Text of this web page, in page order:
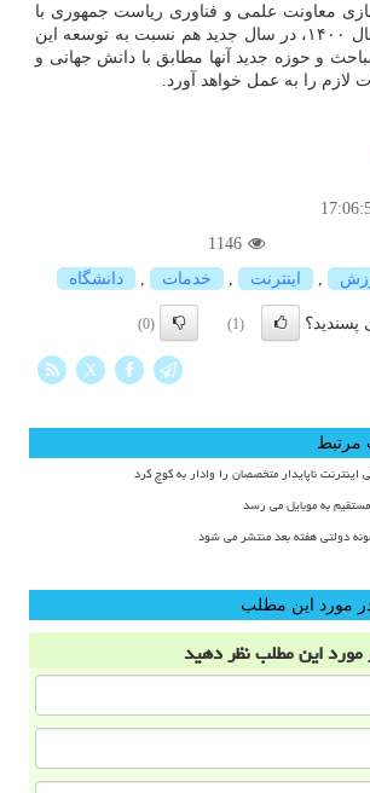
معاونت علمی و فناوری ریاست جمهوری با
پیگیری طرح های سال ۱۴۰۰، در سال جدید هم نسبت به توسعه این
و حوزه جدید آنها مطابق با دانش جهانی و
لازم را به عمل خواهد آورد.
1146
, اینترنت , خدمات , دانشگاه
(1)
(0)
X
مرتبط
ناپایدار متخصصان را وادار به کوچ کرد
مستقیم به موبایل می رسد
دولتی هفته بعد منتشر می شود
مورد این مطلب
مورد این مطلبنظر دهید